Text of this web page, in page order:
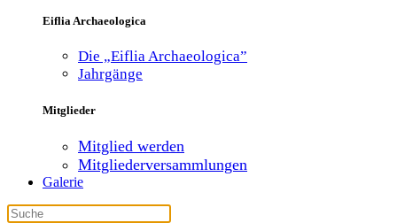
Eiflia Archaeologica
Die „Eiflia Archaeologica”
Jahrgänge
Mitglieder
Mitglied werden
Mitgliederversammlungen
Galerie